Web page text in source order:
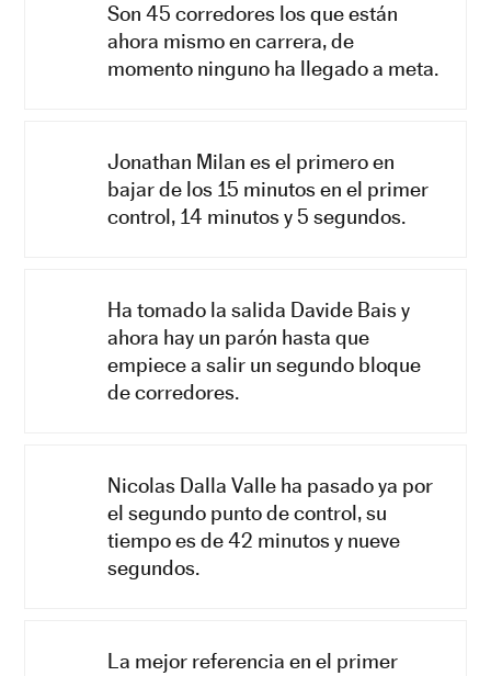
Son 45 corredores los que están
ahora mismo en carrera, de
momento ninguno ha llegado a meta.
Jonathan Milan es el primero en
bajar de los 15 minutos en el primer
control, 14 minutos y 5 segundos.
Ha tomado la salida Davide Bais y
ahora hay un parón hasta que
empiece a salir un segundo bloque
de corredores.
Nicolas Dalla Valle ha pasado ya por
el segundo punto de control, su
tiempo es de 42 minutos y nueve
segundos.
La mejor referencia en el primer